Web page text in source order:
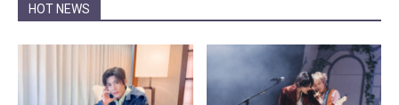
HOT NEWS